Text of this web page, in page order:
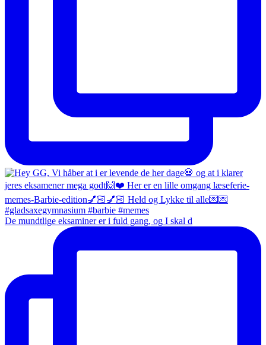
De mundtlige eksaminer er i fuld gang, og I skal d